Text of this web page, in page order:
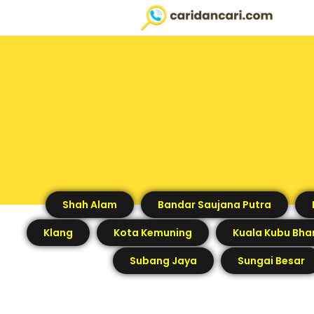
Shah Alam Bandar Saujana Putra
Klang
Kota Kemuning Kuala Kubu
Subang Jaya
Sungai Besar